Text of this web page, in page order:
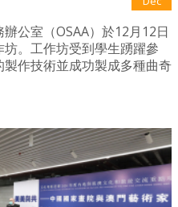
公室（OSAA）於12月12日
。工作坊受到學生踴躍參
作技術並成功製成多種曲奇